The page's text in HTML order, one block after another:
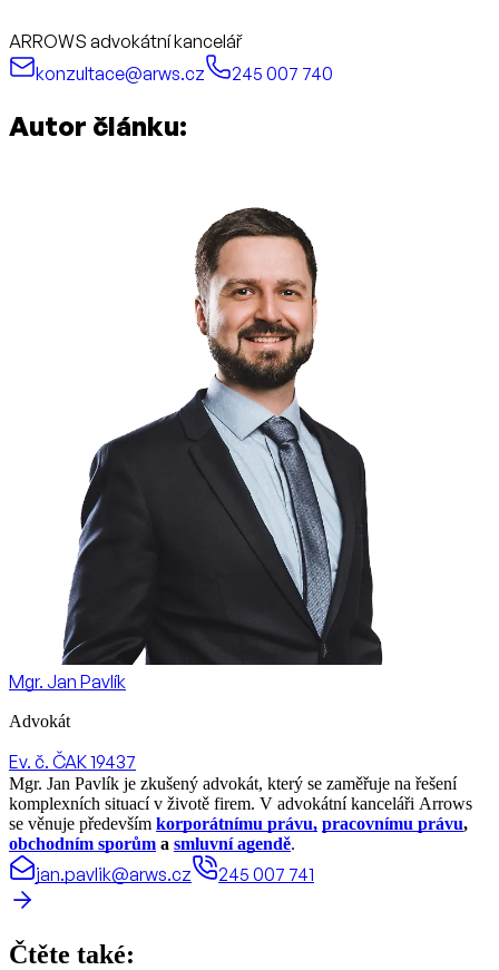
ARROWS advokátní kancelář
konzultace@arws.cz
245 007 740
Autor článku:
Mgr. Jan Pavlík
Advokát
Ev. č. ČAK 19437
Mgr. Jan Pavlík je zkušený advokát, který se zaměřuje na řešení
komplexních situací v životě firem. V advokátní kanceláři Arrows
se věnuje především korporátnímu právu, pracovnímu právu,
obchodním sporům a smluvní agendě.
jan.pavlik@arws.cz 245 007 741
Čtěte také: